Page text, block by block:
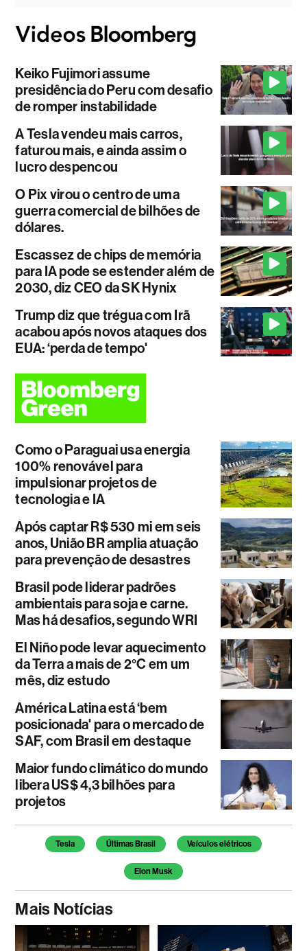
Keiko Fujimori assume
presidência do Peru com desafio
de romper instabilidade
A Tesla vendeu mais carros,
faturou mais, e ainda assim o
lucro despencou
O Pix virou o centro de uma
guerra comercial de bilhões de
dólares.
Escassez de chips de memória
para IA pode se estender além de
2030, diz CEO da SK Hynix
Trump diz que trégua com Irã
acabou após novos ataques dos
EUA: ‘perda de tempo'
Como o Paraguai usa energia
100% renovável para
impulsionar projetos de
tecnologia e IA
Após captar R$ 530 mi em seis
anos, União BR amplia atuação
para prevenção de desastres
Brasil pode liderar padrões
ambientais para soja e carne.
Mas há desafios, segundo WRI
El Niño pode levar aquecimento
da Terra a mais de 2°C em um
mês, diz estudo
América Latina está ‘bem
posicionada' para o mercado de
SAF, com Brasil em destaque
Maior fundo climático do mundo
libera US$ 4,3 bilhões para
projetos
Temas deste artigo
Tesla Últimas Brasil Veículos elétricos
Elon Musk
Mais Notícias